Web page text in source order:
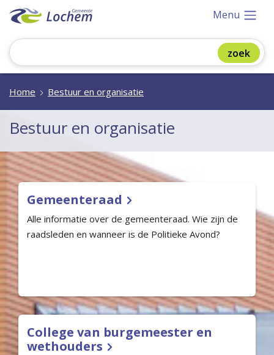
Menu
Home Bestuur en organisatie
Bestuur en organisatie
Gemeenteraad
Alle informatie over de gemeenteraad. Wie zijn de
raadsleden en wanneer is de Politieke Avond?
College van burgemeester en
wethouders